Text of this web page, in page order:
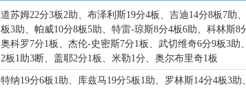
道苏姆22分3板2助、布泽利斯19分4板、吉迪14分8板7助
板3助、帕威10分8板5助、特雷-琼斯8分4板6助、科林斯8
奥科罗7分1板、杰伦-史密斯7分1板、武切维奇6分9板3助
2板1助3断、盖耶2分1板、米勒1分、奥尔布里奇1板
特纳19分6板1助、库兹马19分5板1助、罗林斯14分4板3助